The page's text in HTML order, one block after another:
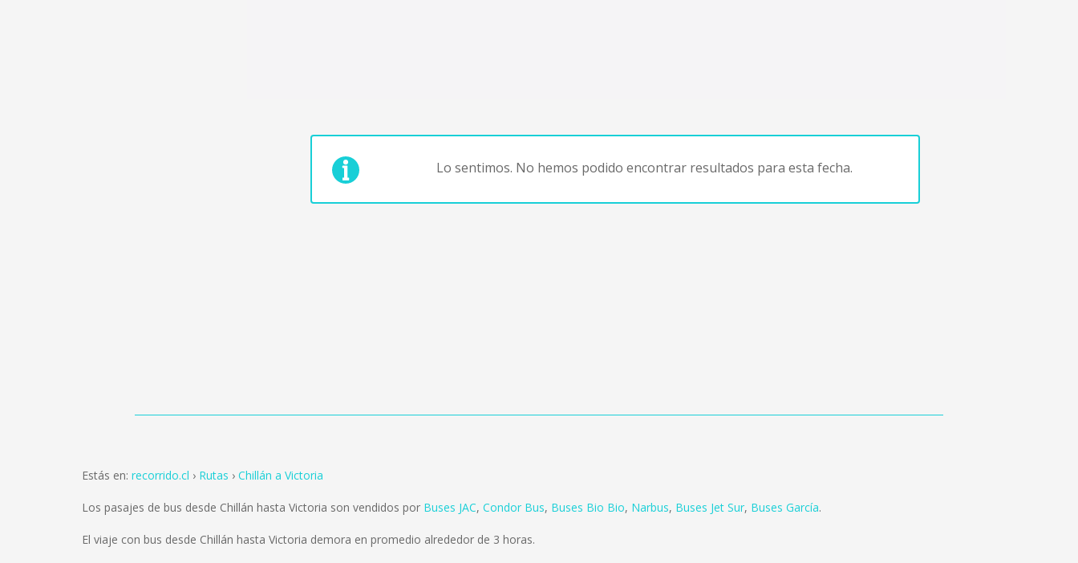
Lo sentimos. No hemos podido encontrar resultados para esta fecha.
Estás en: recorrido.cl Rutas Chillán a Victoria
Los pasajes de bus desde Chillán hasta Victoria son vendidos por Buses JAC, Condor Bus, Buses Bio Bio, Narbus, Buses Jet Sur, Buses García.
El viaje con bus desde Chillán hasta Victoria demora en promedio alrededor de 3 horas.